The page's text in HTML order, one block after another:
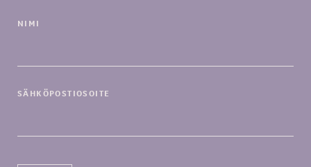
NIMI
SÄHKÖPOSTIOSOITE